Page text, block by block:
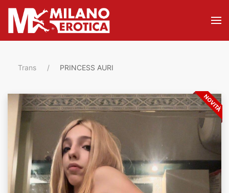
Trans PRINCESS AURI
NOVITÀ